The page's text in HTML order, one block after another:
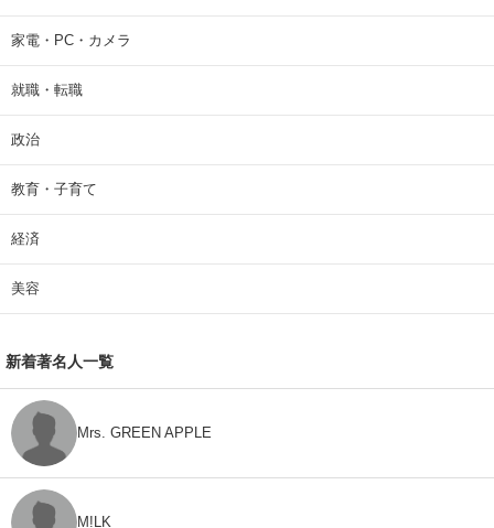
家電・PC・カメラ
就職・転職
政治
教育・子育て
経済
美容
新着著名人一覧
Mrs. GREEN APPLE
M!LK